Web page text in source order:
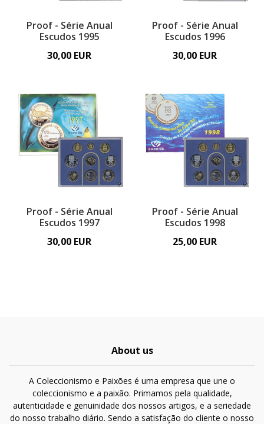
Proof - Série Anual
Escudos 1995
30,00 EUR
Proof - Série Anual
Escudos 1996
30,00 EUR
Proof - Série Anual
Escudos 1997
30,00 EUR
Proof - Série Anual
Escudos 1998
25,00 EUR
About us
A Coleccionismo e Paixões é uma empresa que une o
coleccionismo e a paixão. Primamos pela qualidade,
autenticidade e genuinidade dos nossos artigos, e a seriedade
do nosso trabalho diário. Sendo a satisfação do cliente o nosso